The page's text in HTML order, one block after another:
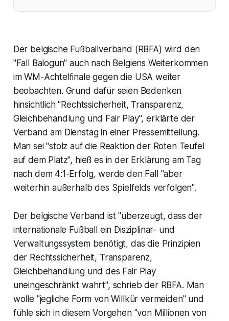
Der belgische Fußballverband (RBFA) wird den
"Fall Balogun" auch nach Belgiens Weiterkommen
im WM-Achtelfinale gegen die USA weiter
beobachten. Grund dafür seien Bedenken
hinsichtlich "Rechtssicherheit, Transparenz,
Gleichbehandlung und Fair Play", erklärte der
Verband am Dienstag in einer Pressemitteilung.
Man sei "stolz auf die Reaktion der Roten Teufel
auf dem Platz", hieß es in der Erklärung am Tag
nach dem 4:1-Erfolg, werde den Fall "aber
weiterhin außerhalb des Spielfelds verfolgen".
Der belgische Verband ist "überzeugt, dass der
internationale Fußball ein Disziplinar- und
Verwaltungssystem benötigt, das die Prinzipien
der Rechtssicherheit, Transparenz,
Gleichbehandlung und des Fair Play
uneingeschränkt wahrt", schrieb der RBFA. Man
wolle "jegliche Form von Willkür vermeiden" und
fühle sich in diesem Vorgehen "von Millionen von